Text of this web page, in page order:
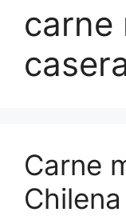
carne
Carne
Chilena